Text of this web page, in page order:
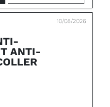
10/08/2026
ANTI-